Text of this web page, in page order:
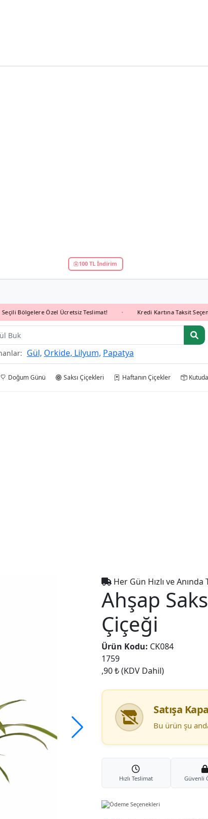
100 TL İndirim
Bölgelere Özel Ücretsiz Teslimat! • Kredi Kartına Taksit Seçeneği
Gül, Orkide, Lilyum, Papatya
Doğum Günü Saksı Çiçekleri Haftanın Çiçekler
Her Gün Hızlı ve
Ahşap
Çiçeği
Ürün Kodu: CK084
1759
,90 ₺(KDV Dahil)
Satışa
Bu ürün şu
Hızlı Teslimat Güvenli